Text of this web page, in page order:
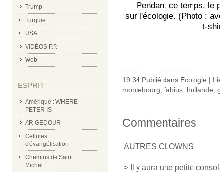
Trump
Turquie
USA
VIDÉOS P.P.
Web
ESPRIT
Amérique : WHERE
PETER IS
AR GEDOUR
Cellules
d'évangélisation
Chemins de Saint
Michel
Pendant ce temps, le
sur l'écologie. (Photo :
t-
19:34 Publié dans Ecologie |
montebourg fabius hollande
Commentaires
AUTRES CLOWNS
> Il y aura une petite